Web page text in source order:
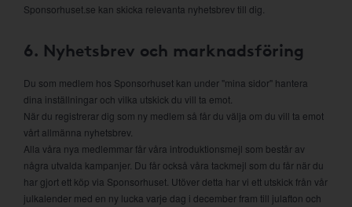
Sponsorhuset.se kan skicka relevanta nyhetsbrev till dig.
6. Nyhetsbrev och marknadsföring
Du som medlem hos Sponsorhuset kan under "mina sidor" hantera
dina inställningar och vilka utskick du vill ta emot.
När du registrerar dig som ny medlem så får du välja om du vill ta emot
vårt allmänna nyhetsbrev.
Alla våra nya medlemmar får våra introduktionsmejl som består av
några utvalda kampanjer. Du får också våra tackmejl som du får när du
har gjort ett köp via Sponsorhuset. Utöver detta har vi ett utskick från vår
julkalender med en ny lucka varje dag i december fram till julafton och